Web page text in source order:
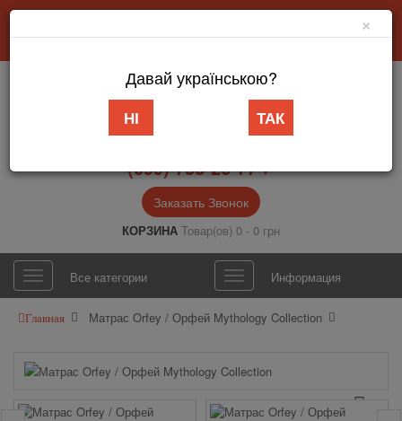
×
Давай українською?
НІ ТАК
(099) 753-26-77▼
Заказать Звонок
КОРЗИНА Товар(ов) 0 - 0 грн
Все категории Информация
Главная Матрас Orfey / Орфей Mythology Collection